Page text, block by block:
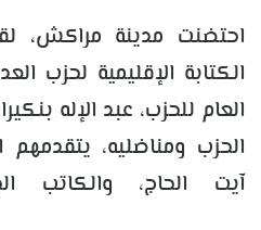
احتضنت مدينة مراكش،
الكتابة الإقليمية لحزب
العام للحزب، عبد الإله
الحزب ومناضليه،
آيت الحاج، والكاتب